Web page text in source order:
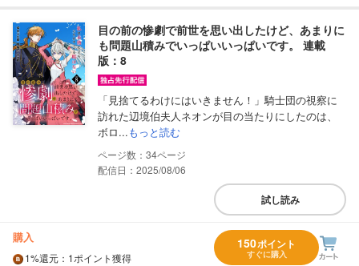
目の前の惨劇で前世を思い出したけど、あまりに
も問題山積みでいっぱいいっぱいです。 連載
版：8
「見捨てるわけにはいきません！」騎士団の視察に
訪れた辺境伯夫人ネオンが目の当たりにしたのは、
ボロ...もっと読む
34
配信日：2025/08/06
試し読み
購入
1%還元 ：1ポイント獲得
150ポイント
すぐに購入